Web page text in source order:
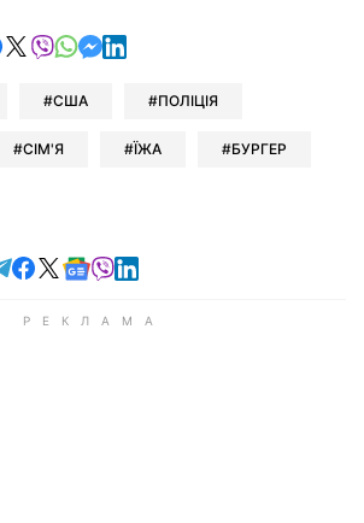
у Telegram
поділитись у Facebook
поділитись у X
відправити у Viber
відправити у Whatsapp
відправити у Messenger
відправити у LinkedIn
США ПОЛІЦІЯ
СІМ'Я ЇЖА БУРГЕР
Читайте у Telegram
Читайте у Facebook
Читайте у X
Читайте у Google news
Читайте у Viber
Читайте у LinkedIn